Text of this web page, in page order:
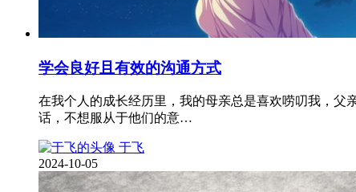
学会良好且有效的沟通方式
在我个人的成长经历里，我的母亲总是喜欢唠叨我，父
话，不想服从于他们的意…
于飞
2024-10-05